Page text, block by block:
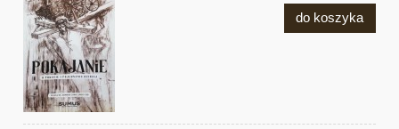
do koszyka